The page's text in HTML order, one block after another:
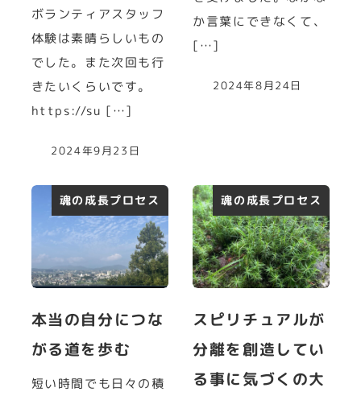
ボランティアスタッフ
体験は素晴らしいもの
でした。また次回も行
きたいくらいです。
https://su […]
2024年9月23日
か言葉にできなくて、
[…]
2024年8月24日
魂の成長プロセス
本当の自分につな
がる道を歩む
短い時間でも日々の積
魂の成長プロセス
スピリチュアルが
分離を創造してい
る事に気づくの大